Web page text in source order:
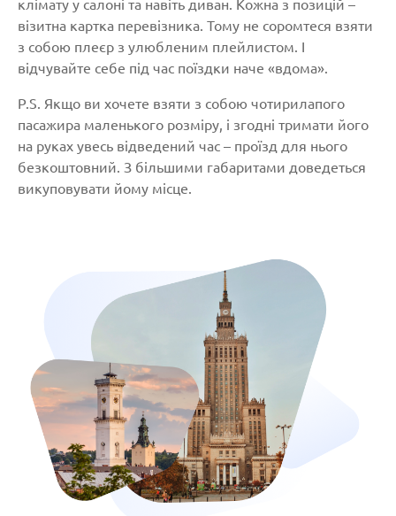
клімату у салоні та навіть диван. Кожна з позицій –
візитна картка перевізника. Тому не соромтеся взяти
з собою плеєр з улюбленим плейлистом. І
відчувайте себе під час поїздки наче «вдома».
P.S. Якщо ви хочете взяти з собою чотирилапого
пасажира маленького розміру, і згодні тримати його
на руках увесь відведений час – проїзд для нього
безкоштовний. З більшими габаритами доведеться
викуповувати йому місце.